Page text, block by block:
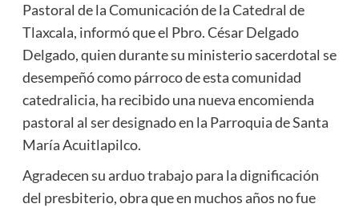
Pastoral de la Comunicación de la Catedral de
Tlaxcala, informó que el Pbro. César Delgado
Delgado, quien durante su ministerio sacerdotal se
desempeñó como párroco de esta comunidad
catedralicia, ha recibido una nueva encomienda
pastoral al ser designado en la Parroquia de Santa
María Acuitlapilco.
Agradecen su arduo trabajo para la dignificación
del presbiterio, obra que en muchos años no fue